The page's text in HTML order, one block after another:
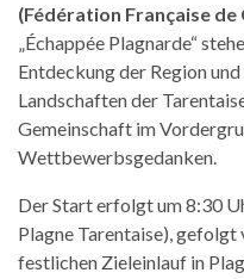
(Fédération Française
„Échappée Plagnarde“
Entdeckung der Region
Landschaften der
Gemeinschaft im
Wettbewerbsgedanken.
Der Start erfolgt um 8:30
Plagne Tarentaise), gefolgt
festlichen Zieleinlauf in